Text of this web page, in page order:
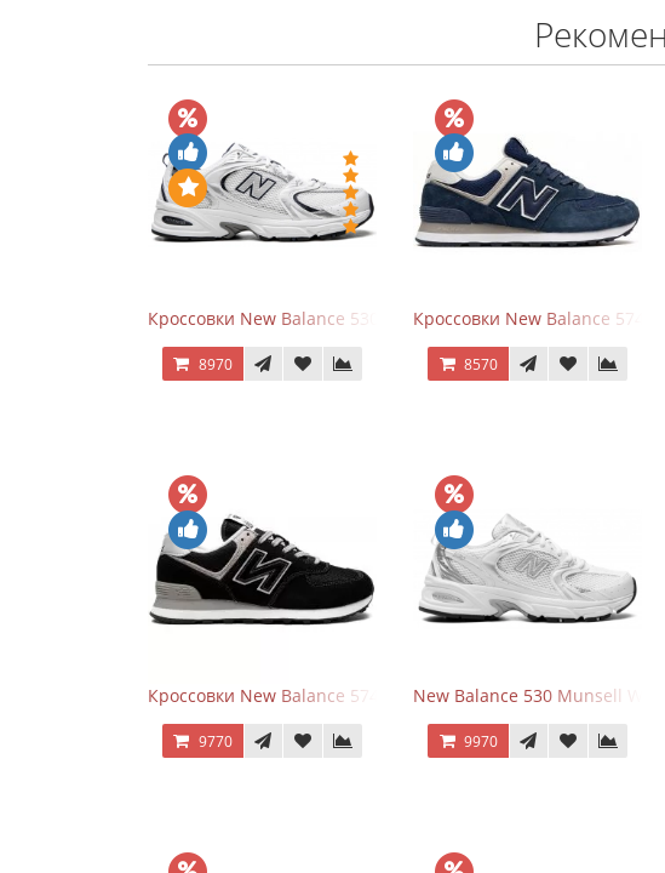
Кроссовки New Balance 530 White Silver Navy
8970
Кроссовки New Balance 574
8570
Кроссовки New Balance 574 Evergreen Black
9770
New Balance 530 Munsell
9970